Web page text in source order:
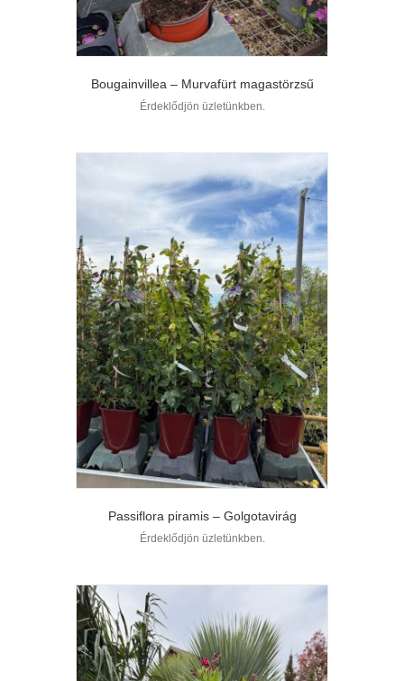
Bougainvillea – Murvafürt magastörzsű
Érdeklődjön üzletünkben.
Passiflora piramis – Golgotavirág
Érdeklődjön üzletünkben.